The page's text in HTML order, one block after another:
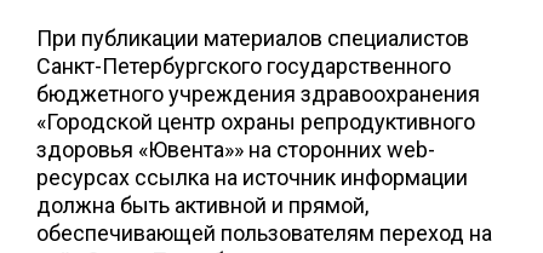
При публикации материалов специалистов
Санкт-Петербургского государственного
бюджетного учреждения здравоохранения
«Городской центр охраны репродуктивного
здоровья «Ювента»» на сторонних web-
ресурсах ссылка на источник информации
должна быть активной и прямой,
обеспечивающей пользователям переход на